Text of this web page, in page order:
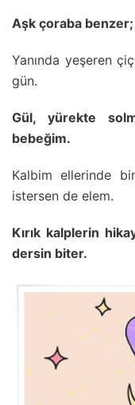
Aşk çoraba
Yanında yeşeren
gün.
Gül, yürekte
bebeğim.
Kalbim ellerinde
istersen de elem.
Kırık kalplerin
dersin biter.